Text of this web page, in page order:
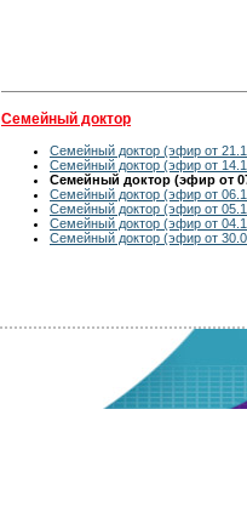
Семейный доктор
Семейный доктор (эфир от
Семейный доктор (эфир от
Семейный доктор (эфир от
Семейный доктор (эфир от
Семейный доктор (эфир от
Семейный доктор (эфир от
Семейный доктор (эфир от